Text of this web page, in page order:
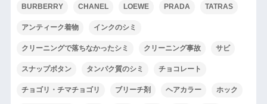
BURBERRY CHANEL LOEWE PRADA TATRAS
アンティーク着物 インクのシミ
クリーニングで落ちなかったシミ クリーニング事故 サビ
スナップボタン タンパク質のシミ チョコレート
チョゴリ・チマチョゴリ ブリーチ剤 ヘアカラー ホック